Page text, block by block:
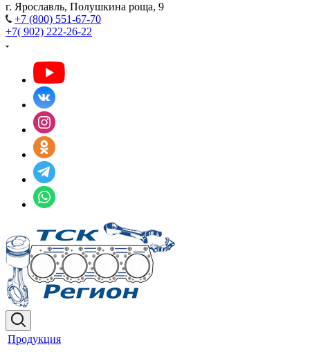
г. Ярославль, Полушкина роща, 9
+7 (800) 551-67-70
+7( 902) 222-26-22
Продукция